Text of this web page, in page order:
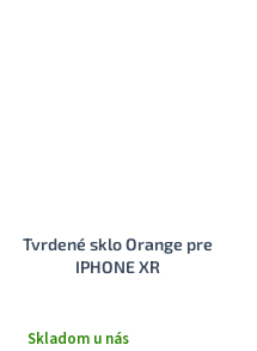
Tvrdené sklo Orange pre
IPHONE XR
Skladom u nás